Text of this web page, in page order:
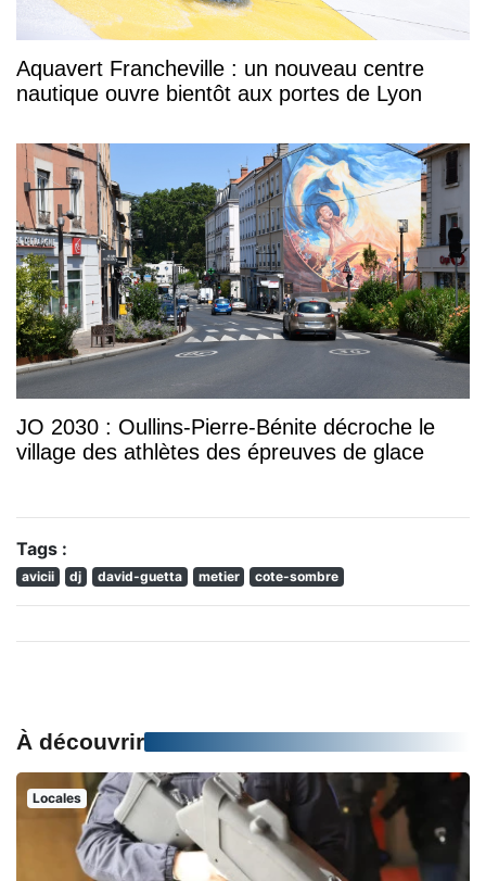
Aquavert Francheville : un nouveau centre
nautique ouvre bientôt aux portes de Lyon
JO 2030 : Oullins-Pierre-Bénite décroche le
village des athlètes des épreuves de glace
Tags :
avicii dj david-guetta metier cote-sombre
À découvrir
Locales